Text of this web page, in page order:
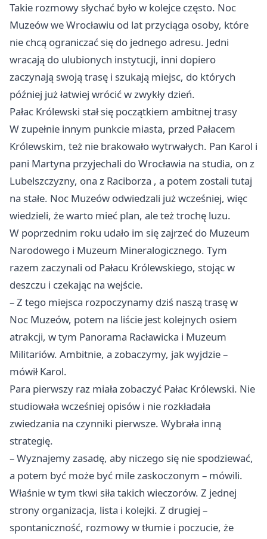
Takie rozmowy słychać było w kolejce często. Noc
Muzeów we Wrocławiu od lat przyciąga osoby, które
nie chcą ograniczać się do jednego adresu. Jedni
wracają do ulubionych instytucji, inni dopiero
zaczynają swoją trasę i szukają miejsc, do których
później już łatwiej wrócić w zwykły dzień.
Pałac Królewski stał się początkiem ambitnej trasy
W zupełnie innym punkcie miasta, przed Pałacem
Królewskim, też nie brakowało wytrwałych. Pan Karol i
pani Martyna przyjechali do Wrocławia na studia, on z
Lubelszczyzny, ona z Raciborza , a potem zostali tutaj
na stałe. Noc Muzeów odwiedzali już wcześniej, więc
wiedzieli, że warto mieć plan, ale też trochę luzu.
W poprzednim roku udało im się zajrzeć do Muzeum
Narodowego i Muzeum Mineralogicznego. Tym
razem zaczynali od Pałacu Królewskiego, stojąc w
deszczu i czekając na wejście.
– Z tego miejsca rozpoczynamy dziś naszą trasę w
Noc Muzeów, potem na liście jest kolejnych osiem
atrakcji, w tym Panorama Racławicka i Muzeum
Militariów. Ambitnie, a zobaczymy, jak wyjdzie –
mówił Karol.
Para pierwszy raz miała zobaczyć Pałac Królewski. Nie
studiowała wcześniej opisów i nie rozkładała
zwiedzania na czynniki pierwsze. Wybrała inną
strategię.
– Wyznajemy zasadę, aby niczego się nie spodziewać,
a potem być może być mile zaskoczonym – mówili.
Właśnie w tym tkwi siła takich wieczorów. Z jednej
strony organizacja, lista i kolejki. Z drugiej –
spontaniczność, rozmowy w tłumie i poczucie, że